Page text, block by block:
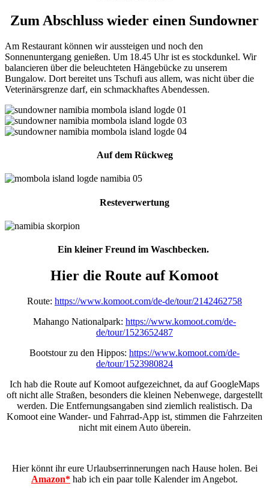
Zum Abschluss wieder einen Sundowner
Am Restaurant können wir aussteigen und noch den
Sonnenuntergang genießen. Um 18.45 Uhr ist es stockdunkel. Wir
balancieren über die beleuchteten Hängebücke zu unserem
Bungalow. Dort bereitet uns Tschufi aus allem, was nicht über die
Veterinärsgrenze darf, ein schmackhaftes Abendessen.
Auf dem Rückweg
Resteverwertung
Ein kleiner Freund im Waschbecken.
Hier die Route auf Komoot
Route: https://www.komoot.com/de-de/tour/2142462758
Mahango Nationalpark: https://www.komoot.com/de-
de/tour/1523652487
Bootstour zu den Hippos: https://www.komoot.com/de-
de/tour/1523980824
Ich hab die Route auf Komoot aufgezeichnet, da auf GoogleMaps
oft nicht alle Straßen, besonders die kleinen Nebenwege, dargestellt
werden. Die Entfernungsangaben sind ziemlich realistisch. Da
Komoot eine Wander- und Fahrrad-App ist, stimmen die Fahrzeiten
nicht mit einem Auto überein.
Hier könnt ihr eure Urlaubserrinnerungen nach Hause holen. Bei
Amazon* hab ich ein paar tolle Kalender im Angebot.